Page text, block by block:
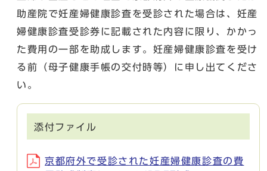
助産院で妊産婦健康診査を受診された場合は、妊産
婦健康診査受診券に記載された内容に限り、かかっ
た費用の一部を助成します。妊産婦健康診査を受け
る前（母子健康手帳の交付時等）に申し出てくださ
い。
添付ファイル
京都府外で受診された妊産婦健康診査の費